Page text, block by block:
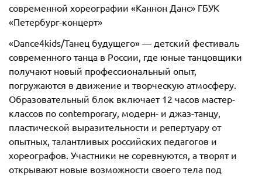
современной хореографии «Каннон Данс» ГБУК
«Петербург-концерт»
«Dance4kids/Танец будущего» — детский фестиваль
современного танца в России, где юные танцовщики
получают новый профессиональный опыт,
погружаются в движение и творческую атмосферу.
Образовательный блок включает 12 часов мастер-
классов по contemporary, модерн- и джаз-танцу,
пластической выразительности и репертуару от
опытных, талантливых российских педагогов и
хореографов. Участники не соревнуются, а творят и
открывают новые возможности своего тела под